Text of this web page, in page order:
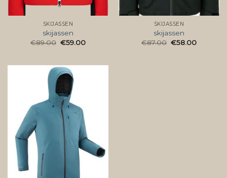
SKIJASSEN
skijassen
€89.00 €59.00
SKIJASSEN
skijassen
€87.00 €58.00